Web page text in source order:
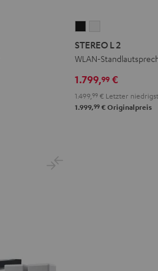
L
2
L
2
STEREO L 2
WLAN-
1.799,99 €
1.499, 99 € Letzter
1.999,99 € Originalpreis